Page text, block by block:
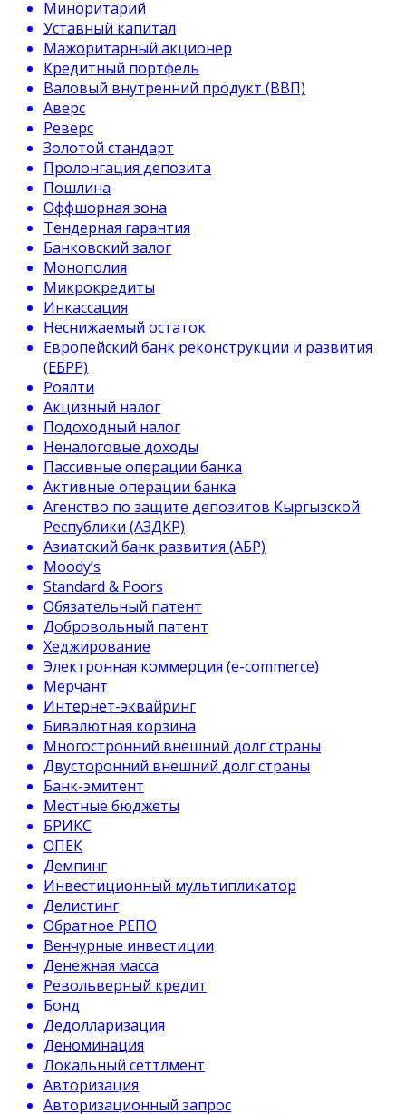
Миноритарий
Уставный капитал
Мажоритарный акционер
Кредитный портфель
Валовый внутренний продукт (ВВП)
Аверс
Реверс
Золотой стандарт
Пролонгация депозита
Пошлина
Оффшорная зона
Тендерная гарантия
Банковский залог
Монополия
Микрокредиты
Инкассация
Неснижаемый остаток
Европейский банк реконструкции и развития
(ЕБРР)
Роялти
Акцизный налог
Подоходный налог
Неналоговые доходы
Пассивные операции банка
Активные операции банка
Агенство по защите депозитов Кыргызской
Республики (АЗДКР)
Азиатский банк развития (АБР)
Moody’s
Standard & Poors
Обязательный патент
Добровольный патент
Хеджирование
Электронная коммерция (e-commerce)
Мерчант
Интернет-эквайринг
Бивалютная корзина
Многостронний внешний долг страны
Двусторонний внешний долг страны
Банк-эмитент
Местные бюджеты
БРИКС
ОПЕК
Демпинг
Инвестиционный мультипликатор
Делистинг
Обратное РЕПО
Венчурные инвестиции
Денежная масса
Револьверный кредит
Бонд
Дедолларизация
Деноминация
Локальный сеттлмент
Авторизация
Авторизационный запрос